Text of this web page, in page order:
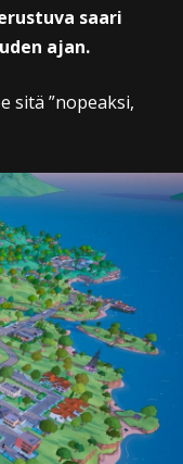
saari
ajan.
sitä ”nopeaksi,